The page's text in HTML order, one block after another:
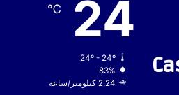
24
℃
24º - 24º
83%
2.24 كيلومتر/ساعة